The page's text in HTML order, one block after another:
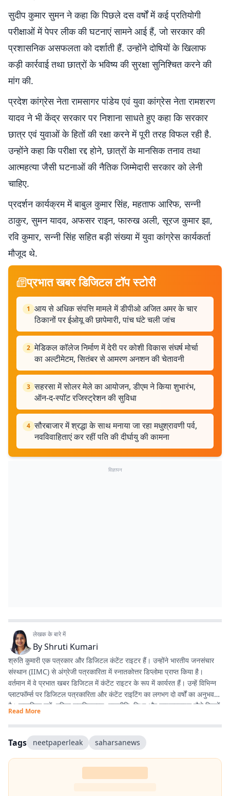
सुदीप कुमार सुमन ने कहा कि पिछले दस वर्षों में कई प्रतियोगी
परीक्षाओं में पेपर लीक की घटनाएं सामने आई हैं, जो सरकार की
प्रशासनिक असफलता को दर्शाती हैं. उन्होंने दोषियों के खिलाफ
कड़ी कार्रवाई तथा छात्रों के भविष्य की सुरक्षा सुनिश्चित करने की
मांग की.
प्रदेश कांग्रेस नेता रामसागर पांडेय एवं युवा कांग्रेस नेता रामशरण
यादव ने भी केंद्र सरकार पर निशाना साधते हुए कहा कि सरकार
छात्र एवं युवाओं के हितों की रक्षा करने में पूरी तरह विफल रही है.
उन्होंने कहा कि परीक्षा रद्द होने, छात्रों के मानसिक तनाव तथा
आत्महत्या जैसी घटनाओं की नैतिक जिम्मेदारी सरकार को लेनी
चाहिए.
प्रदर्शन कार्यक्रम में बाबुल कुमार सिंह, महताफ आरिफ, सन्नी
ठाकुर, सुमन यादव, अफसर राइन, फारुख अली, सूरज कुमार झा,
रवि कुमार, सन्नी सिंह सहित बड़ी संख्या में युवा कांग्रेस कार्यकर्ता
मौजूद थे.
प्रभात खबर डिजिटल टॉप स्टोरी
1 आय से अधिक संपत्ति मामले में डीपीओ अजित अमर के चार
ठिकानों पर ईओयू की छापेमारी, पांच घंटे चली जांच
2 मेडिकल कॉलेज निर्माण में देरी पर कोशी विकास संघर्ष मोर्चा
का अल्टीमेटम, सितंबर से आमरण अनशन की चेतावनी
3 सहरसा में सोलर मेले का आयोजन, डीएम ने किया शुभारंभ,
ऑन-द-स्पॉट रजिस्ट्रेशन की सुविधा
4 सौरबाजार में श्रद्धा के साथ मनाया जा रहा मधुश्रावणी पर्व,
नवविवाहिताएं कर रहीं पति की दीर्घायु की कामना
विज्ञापन
लेखक के बारे में
ByShruti Kumari
श्रुति कुमारी एक पत्रकार और डिजिटल कंटेंट राइटर हैं। उन्होंने भारतीय जनसंचार
संस्थान (IIMC) से अंग्रेजी पत्रकारिता में स्नातकोत्तर डिप्लोमा प्राप्त किया है।
वर्तमान में वे प्रभात खबर डिजिटल में कंटेंट राइटर के रूप में कार्यरत हैं। उन्हें विभिन्न
प्लाटफॉर्म्स पर डिजिटल पत्रकारिता और कंटेंट राइटिंग का लगभग दो वर्षों का अनुभव
है। सामाजिक मुद्दों, महिला सशक्तिकरण, राजनीति, शिक्षा और लाइफस्टाइल जैसे विषयों
पर लिखना उनकी विशेष रुचि का क्षेत्र है। इसके अलावा वे डिजिटल प्लेटफॉर्म के लिए
स्क्रिप्ट राइटिंग करती हैं तथा हिंदी कविता और अंगिका भाषा में लेखन का भी शौक
रखती हैं। प्रकृति से उनका विशेष लगाव है और वे मानती हैं कि संवेदनशील, तथ्यपरक
और जनसरोकार से जुड़ी पत्रकारिता समाज में सकारात्मक बदलाव का माध्यम बन सकती
है।
Read More
Tags neetpaperleak saharsanews